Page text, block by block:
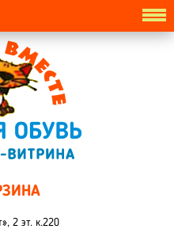
2 эт. к.220